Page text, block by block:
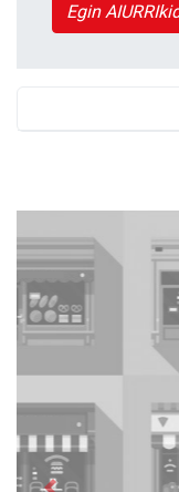
Egin
Previous